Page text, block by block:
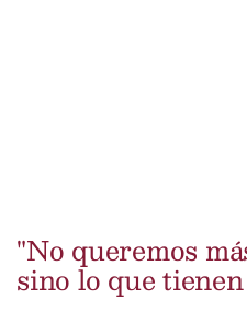
"No queremos
sino lo que